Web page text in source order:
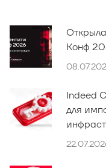
Конф
Indeed
для